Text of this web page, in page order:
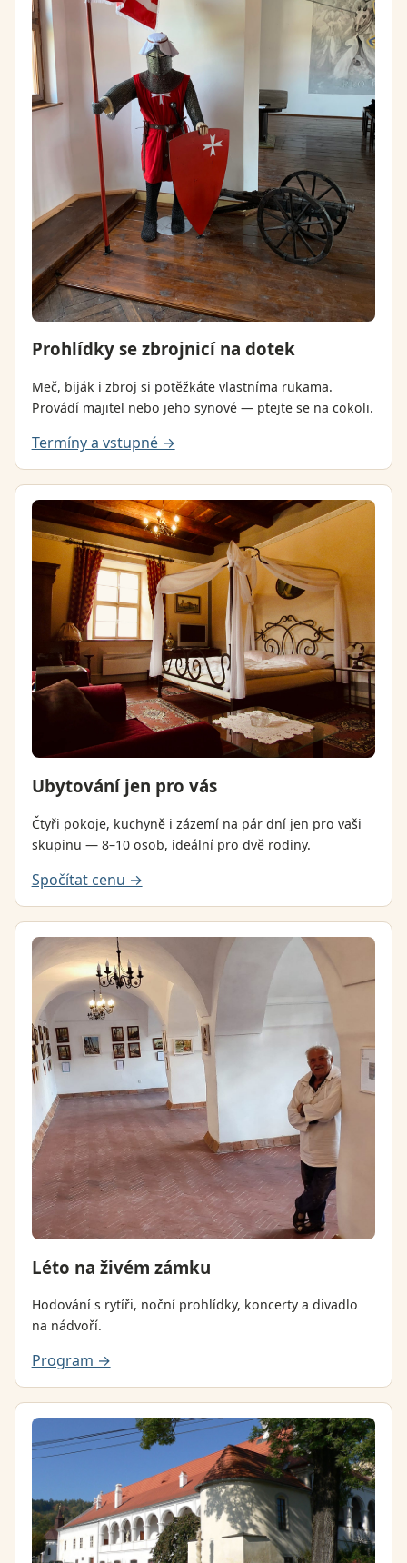
Prohlídky se zbrojnicí na dotek
Meč, biják i zbroj si potěžkáte vlastníma rukama.
Provádí majitel nebo jeho synové — ptejte se na cokoli.
Termíny a vstupné →
Ubytování jen pro vás
Čtyři pokoje, kuchyně i zázemí na pár dní jen pro vaši
skupinu — 8–10 osob, ideální pro dvě rodiny.
Spočítat cenu →
Léto na živém zámku
Hodování s rytíři, noční prohlídky, koncerty a divadlo
na nádvoří.
Program →